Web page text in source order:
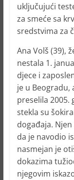
uključujući
za smeće sa
sredstvima za
Ana Volš (39),
nestala 1.
djece i
je u Beogradu,
preselila 2005.
stekla su
događaja.
da je navodio
nasmejan je
dokazima
njegovim